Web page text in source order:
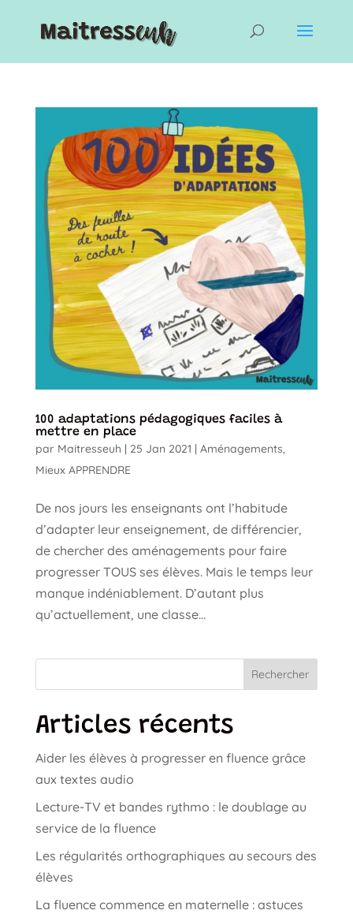
100 adaptations pédagogiques faciles à
mettre en place
par Maitresseuh 25 Jan 2021 Aménagements,
Mieux APPRENDRE
De nos jours les enseignants ont l’habitude
d’adapter leur enseignement, de différencier,
de chercher des aménagements pour faire
progresser TOUS ses élèves. Mais le temps leur
manque indéniablement. D’autant plus
qu’actuellement, une classe...
Rechercher
Articles récents
Aider les élèves à progresser en fluence grâce
aux textes audio
Lecture-TV et bandes rythmo : le doublage au
service de la fluence
Les régularités orthographiques au secours des
élèves
La fluence commence en maternelle : astuces